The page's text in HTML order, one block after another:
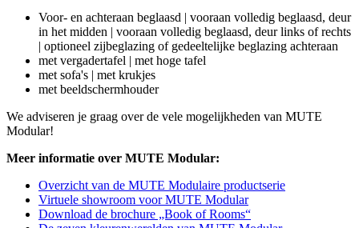
Voor- en achteraan beglaasd | vooraan volledig beglaasd, deur
in het midden | vooraan volledig beglaasd, deur links of rechts
| optioneel zijbeglazing of gedeeltelijke beglazing achteraan
met vergadertafel | met hoge tafel
met sofa's | met krukjes
met beeldschermhouder
We adviseren je graag over de vele mogelijkheden van MUTE
Modular!
Meer informatie over MUTE Modular:
Overzicht van de MUTE Modulaire productserie
Virtuele showroom voor MUTE Modular
Download de brochure „Book of Rooms“